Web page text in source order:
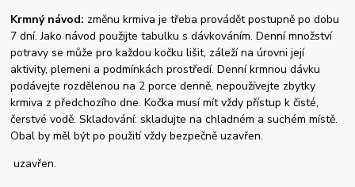
Krmný návod: změnu krmiva je třeba provádět postupně po dobu
7 dní. Jako návod použijte tabulku s dávkováním. Denní množství
potravy se může pro každou kočku lišit, záleží na úrovni její
aktivity, plemeni a podmínkách prostředí. Denní krmnou dávku
podávejte rozdělenou na 2 porce denně, nepoužívejte zbytky
krmiva z předchozího dne. Kočka musí mít vždy přístup k čisté,
čerstvé vodě. Skladování: skladujte na chladném a suchém místě.
Obal by měl být po použití vždy bezpečně uzavřen.
uzavřen.